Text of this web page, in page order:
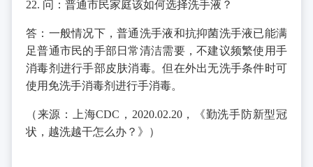
22. 问：普通市民家庭该如何选择洗手液？
答：一般情况下，普通洗手液和抗抑菌洗手液已能满
足普通市民的手部日常清洁需要，不建议频繁使用手
消毒剂进行手部皮肤消毒。但在外出无洗手条件时可
使用免洗手消毒剂进行手消毒。
（来源：上海CDC，2020.02.20，《勤洗手防新型冠
状，越洗越干怎么办？》）